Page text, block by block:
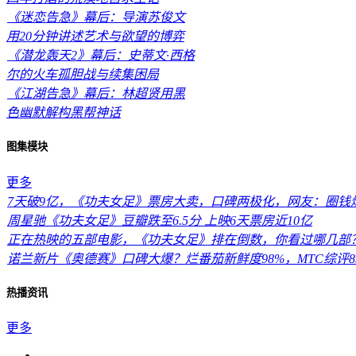
《迷恋告急》幕后：导演苏俊文
用20分钟讲述艺术与欲望的博弈
《潜龙轰天2》幕后：史蒂文·西格
尔的火车孤胆战与续集困局
《江湖告急》幕后：林超贤用黑
色幽默解构黑帮神话
图集模块
更多
7天破9亿，《功夫女足》票房大卖，口碑两极化，网友：圈钱
周星驰《功夫女足》豆瓣跌至6.5分 上映6天票房近10亿
正在热映的五部电影，《功夫女足》排在倒数，你看过哪几部
诺兰新片《奥德赛》口碑大爆？烂番茄新鲜度98%，MTC综评
热播资讯
更多